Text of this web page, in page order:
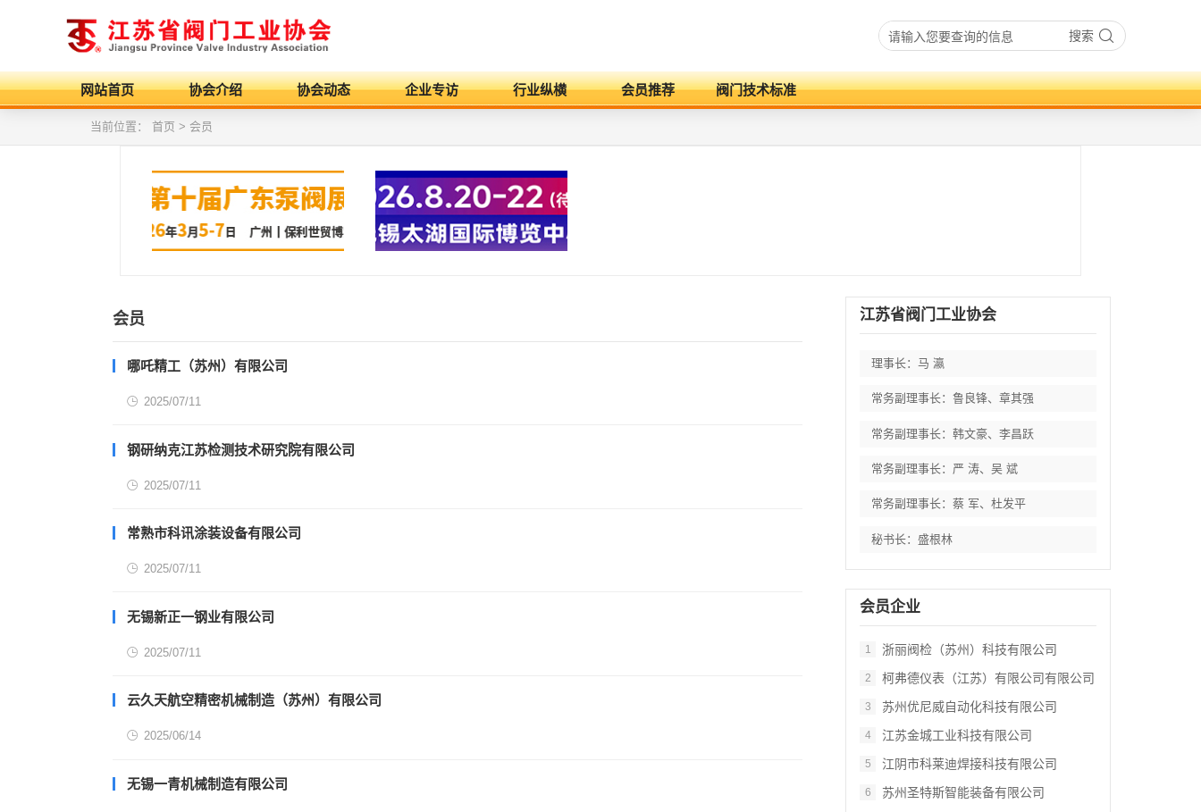
搜索
网站首页 协会介绍 协会动态 企业专访 行业纵横 会员推荐 阀门技术标准
当前位置： 首页 > 会员
会员
哪吒精工（苏州）有限公司
2025/07/11
钢研纳克江苏检测技术研究院有限公司
2025/07/11
常熟市科讯涂装设备有限公司
2025/07/11
无锡新正一钢业有限公司
2025/07/11
云久天航空精密机械制造（苏州）有限公司
2025/06/14
无锡一青机械制造有限公司
江苏省阀门工业协会
理事长：马 瀛
常务副理事长：鲁良锋、章其强
常务副理事长：韩文豪、李昌跃
常务副理事长：严 涛、吴 斌
常务副理事长：蔡 军、杜发平
秘书长：盛根林
会员企业
1 浙丽阀检（苏州）科技有限公司
2 柯弗德仪表（江苏）有限公司有限公司
3 苏州优尼威自动化科技有限公司
4 江苏金城工业科技有限公司
5 江阴市科莱迪焊接科技有限公司
6 苏州圣特斯智能装备有限公司